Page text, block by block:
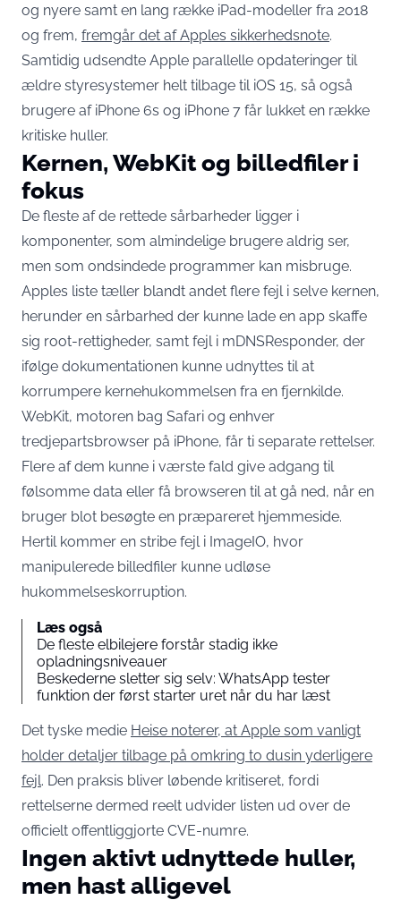
og nyere samt en lang række iPad-modeller fra 2018
og frem, fremgår det af Apples sikkerhedsnote.
Samtidig udsendte Apple parallelle opdateringer til
ældre styresystemer helt tilbage til iOS 15, så også
brugere af iPhone 6s og iPhone 7 får lukket en række
kritiske huller.
Kernen, WebKit og billedfiler i
fokus
De fleste af de rettede sårbarheder ligger i
komponenter, som almindelige brugere aldrig ser,
men som ondsindede programmer kan misbruge.
Apples liste tæller blandt andet flere fejl i selve kernen,
herunder en sårbarhed der kunne lade en app skaffe
sig root-rettigheder, samt fejl i mDNSResponder, der
ifølge dokumentationen kunne udnyttes til at
korrumpere kernehukommelsen fra en fjernkilde.
WebKit, motoren bag Safari og enhver
tredjepartsbrowser på iPhone, får ti separate rettelser.
Flere af dem kunne i værste fald give adgang til
følsomme data eller få browseren til at gå ned, når en
bruger blot besøgte en præpareret hjemmeside.
Hertil kommer en stribe fejl i ImageIO, hvor
manipulerede billedfiler kunne udløse
hukommelseskorruption.
Læs også
De fleste elbilejere forstår stadig ikke
opladningsniveauer
Beskederne sletter sig selv: WhatsApp tester
funktion der først starter uret når du har læst
Det tyske medie Heise noterer, at Apple som vanligt
holder detaljer tilbage på omkring to dusin yderligere
fejl. Den praksis bliver løbende kritiseret, fordi
rettelserne dermed reelt udvider listen ud over de
officielt offentliggjorte CVE-numre.
Ingen aktivt udnyttede huller,
men hast alligevel